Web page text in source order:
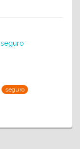
seguro
seguro